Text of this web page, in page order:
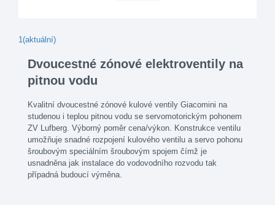
1(aktuální)
Dvoucestné zónové elektroventily na
pitnou vodu
Kvalitní dvoucestné zónové kulové ventily Giacomini na
studenou i teplou pitnou vodu se servomotorickým pohonem
ZV Lufberg. Výborný poměr cena/výkon. Konstrukce ventilu
umožňuje snadné rozpojení kulového ventilu a servo pohonu
šroubovým speciálním šroubovým spojem čímž je
usnadněna jak instalace do vodovodního rozvodu tak
případná budoucí výměna.